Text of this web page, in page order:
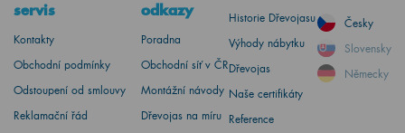
servis
Kontakty
Obchodní podmínky
Odstoupení od smlouvy
Reklamační řád
odkazy
Poradna
Obchodní síť v ČR
Montážní návody
Dřevojas na míru
Historie Dřevojasu
Výhody nábytku
Dřevojas
Naše certifikáty
Reference
Česky
Slovensky
Německy